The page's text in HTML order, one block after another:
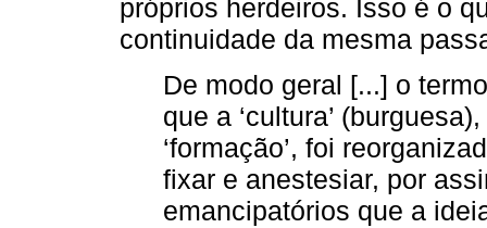
próprios herdeiros. Isso é o
continuidade da mesma
De modo geral [...] o
que a ‘cultura’
‘formação’, foi
fixar e anestesiar, por
emancipatórios que a